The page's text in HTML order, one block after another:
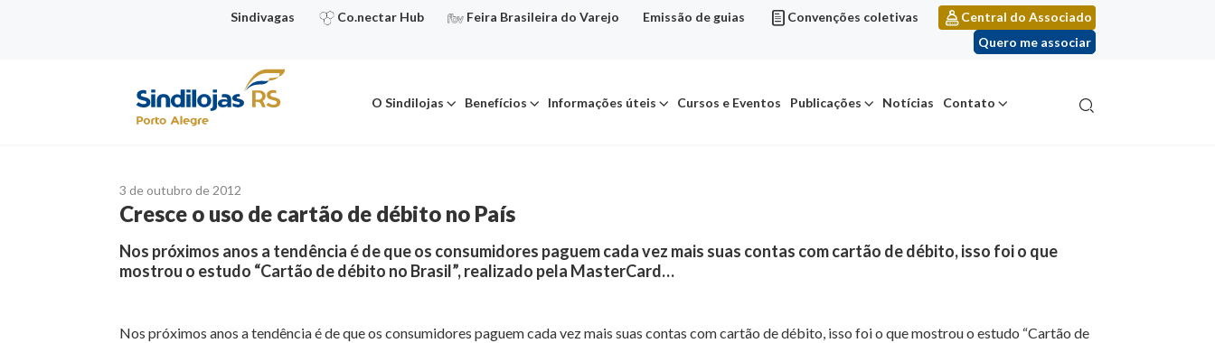
Sindivagas Co.nectar Hub Feira Brasileira do Varejo Emissão de guias Convenções coletivas
Central do Associado
Quero me associar
O Sindilojas Benefícios Informações úteis Cursos e Eventos Publicações Notícias Contato
3 de outubro de 2012
Cresce o uso de cartão de débito no País
Nos próximos anos a tendência é de que os consumidores paguem cada vez mais suas contas com cartão de débito, isso foi o que
mostrou o estudo “Cartão de débito no Brasil”, realizado pela MasterCard…
Nos próximos anos a tendência é de que os consumidores paguem cada vez mais suas contas com cartão de débito, isso foi o que mostrou o estudo “Cartão de